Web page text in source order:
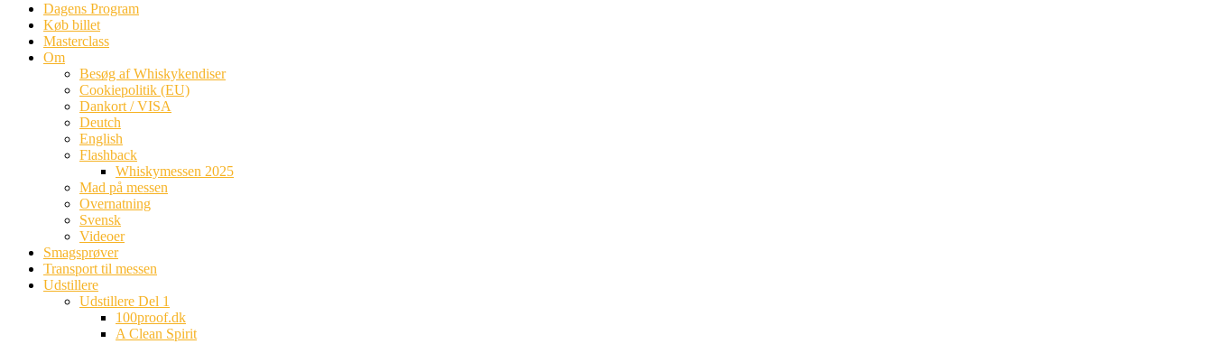
Dagens Program
Køb billet
Masterclass
Om
Besøg af Whiskykendiser
Cookiepolitik (EU)
Dankort / VISA
Deutch
English
Flashback
Whiskymessen 2025
Mad på messen
Overnatning
Svensk
Videoer
Smagsprøver
Transport til messen
Udstillere
Udstillere Del 1
100proof.dk
A Clean Spirit